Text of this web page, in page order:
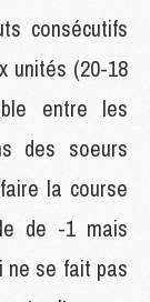
consécutifs
unités (20-18
entre les
des soeurs
la course
de -1 mais
ne se fait pas